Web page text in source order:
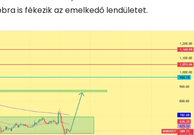
is fékezik az emelkedő lendületet.